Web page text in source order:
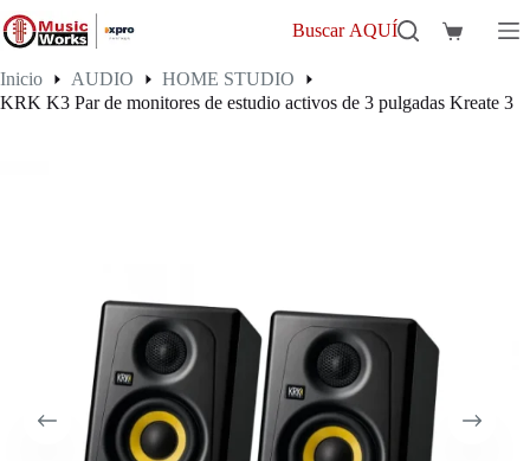
al
contenido
Buscar AQUÍ
Carro
Inicio AUDIO
HOME STUDIO
KRK K3 Par de monitores de estudio activos de 3 pulgadas Kreate 3